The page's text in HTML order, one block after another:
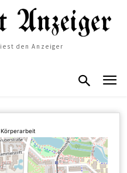
den Anzeiger